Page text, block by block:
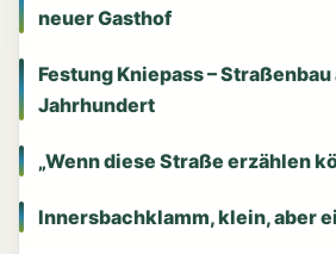
neuer Gasthof
Festung Kniepass – Straßenbau
Jahrhundert
„Wenn diese Straße erzählen
Innersbachklamm, klein, aber